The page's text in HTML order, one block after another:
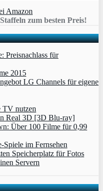
zum besten Preis!
Preisnachlass für
2015
LG Channels für eigene
TV nutzen
Real 3D [3D Blu-ray]
Über 100 Filme für 0,99
im Fernsehen
Speicherplatz für Fotos
Servern